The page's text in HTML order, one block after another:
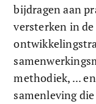
bijdragen aan
versterken in
methodiek, ...
samenleving